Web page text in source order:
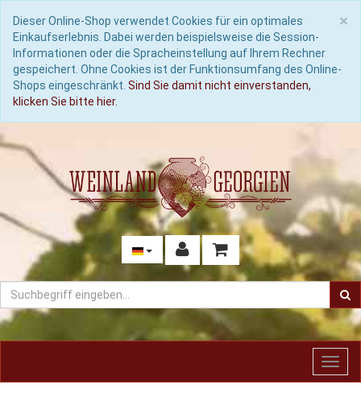
×
Dieser Online-Shop verwendet Cookies für ein optimales
Einkaufserlebnis. Dabei werden beispielsweise die Session-
Informationen oder die Spracheinstellung auf Ihrem Rechner
gespeichert. Ohne Cookies ist der Funktionsumfang des Online-
Shops eingeschränkt. Sind Sie damit nicht einverstanden,
klicken Sie bitte hier.